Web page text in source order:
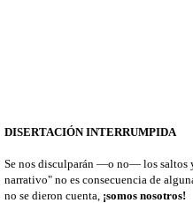
DISERTACIÓN INTERRUMPIDA
Se nos disculparán —o no— los saltos y
narrativo" no es consecuencia de
no se dieron cuenta, ¡somos nosotros!